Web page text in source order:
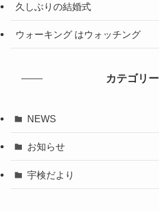
久しぶりの結婚式
ウォーキング はウォッチング
カテゴリー
NEWS
お知らせ
宇検だより